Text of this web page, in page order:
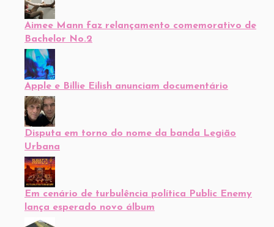
Aimee Mann faz relançamento comemorativo de
Bachelor No.2
Apple e Billie Eilish anunciam documentário
Disputa em torno do nome da banda Legião
Urbana
Em cenário de turbulência política Public Enemy
lança esperado novo álbum